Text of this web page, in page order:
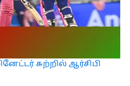
சுற்றில் ஆர்சிபி